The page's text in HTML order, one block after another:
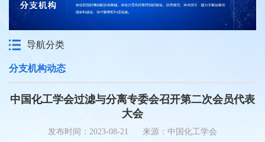
导航分类
分支机构动态
中国化工学会过滤与分离专委会召开第二次会员代表
大会
发布时间：2023-08-21 来源：中国化工学会